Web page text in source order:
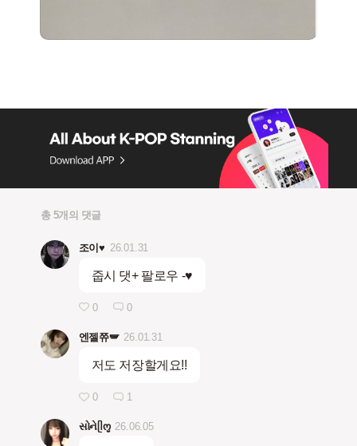
총 5개의 댓글
조이♥︎ 26.01.31
줍시 댓+ 팔로우 -♥️
0 0
엔젤쮸🪽 26.01.31
저도 저장할게요!!
0 1
સોનેᥫო̤̮ 26.06.05